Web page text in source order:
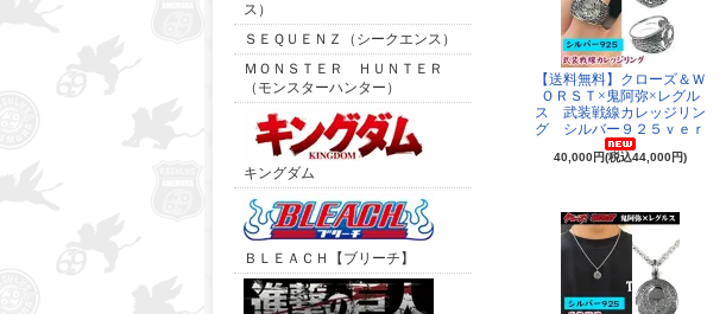
ス）
ＳＥＱＵＥＮＺ（シークエンス）
ＭＯＮＳＴＥＲ ＨＵＮＴＥＲ
（モンスターハンター）
キングダム
ＢＬＥＡＣＨ【ブリーチ】
【送料無料】クローズ＆Ｗ
ＯＲＳＴ×鬼阿弥×レグル
ス 武装戦線カレッジリン
グ シルバー９２５ｖｅｒ
40,000円(税込44,000円)